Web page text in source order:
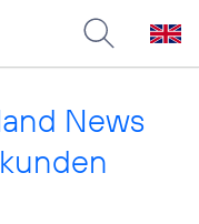
News